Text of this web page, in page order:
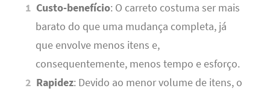
Custo-benefício: O carreto costuma ser mais
barato do que uma mudança completa, já
que envolve menos itens e,
consequentemente, menos tempo e esforço.
Rapidez: Devido ao menor volume de itens, o